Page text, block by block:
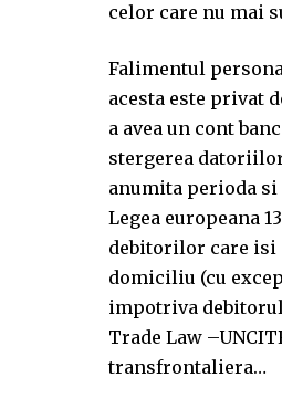
celor care nu mai
Falimentul
acesta este privat
a avea un cont
stergerea
anumita perioda
Legea europeana
debitorilor care isi
domiciliu (cu
impotriva
Trade Law
transfrontaliera…